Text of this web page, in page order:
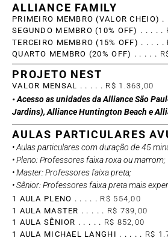
ALLIANCE FAMILY
PRIMEIRO MEMBRO (VALOR CHEIO) .
SEGUNDO MEMBRO (10% OFF) . . . . .
TERCEIRO MEMBRO (15% OFF) . . . . .
QUARTO MEMBRO (20% OFF) . . . . .
PROJETO NEST
VALOR MENSAL . . . . . R$ 1.363,00
• Acesso as unidades da Alliance São
Jardins), Alliance Huntington Beach e
AULAS PARTICULARES
• Aulas particulares com duração de 45
• Pleno: Professores faixa roxa ou marrom;
• Master: Professores faixa preta;
• Sênior: Professores faixa preta mais
1 AULA PLENO . . . . . R$ 554,00
1 AULA MASTER . . . . . R$ 739,00
1 AULA SÊNIOR . . . . . R$ 852,00
1 AULA MICHAEL LANGHI . . . . . R$